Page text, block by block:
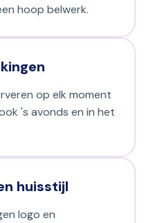
hoop belwerk.
op elk moment
's avonds en in het
huisstijl
logo en